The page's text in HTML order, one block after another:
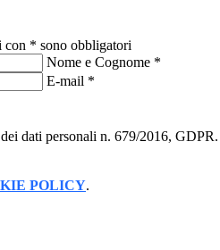
con * sono obbligatori
Nome e Cognome *
E-mail *
dati personali n. 679/2016, GDPR.
POLICY.